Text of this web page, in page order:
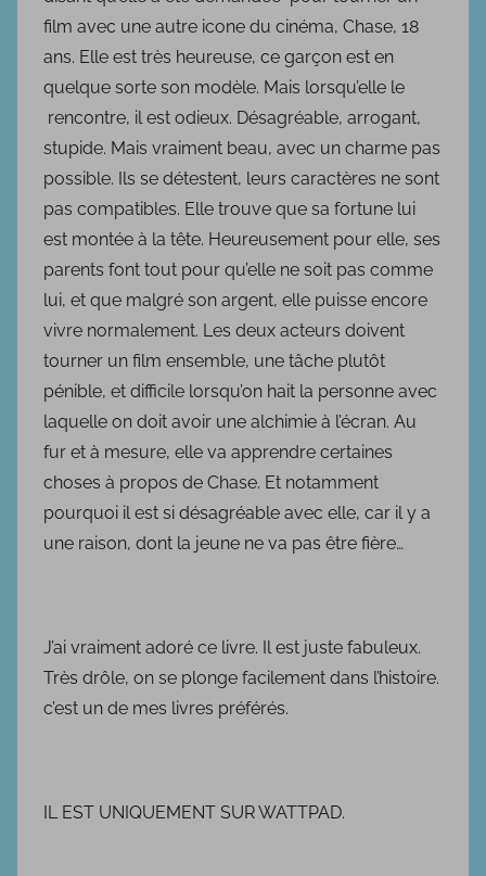
1
8
film avec une autre icone du cinéma, Chase, 18
ans. Elle est très heureuse, ce garçon est en
quelque sorte son modèle. Mais lorsqu’elle le
rencontre, il est odieux. Désagréable, arrogant,
stupide. Mais vraiment beau, avec un charme pas
possible. Ils se détestent, leurs caractères ne sont
pas compatibles. Elle trouve que sa fortune lui
est montée à la tête. Heureusement pour elle, ses
parents font tout pour qu’elle ne soit pas comme
lui, et que malgré son argent, elle puisse encore
vivre normalement. Les deux acteurs doivent
tourner un film ensemble, une tâche plutôt
pénible, et difficile lorsqu’on hait la personne avec
laquelle on doit avoir une alchimie à l’écran. Au
fur et à mesure, elle va apprendre certaines
choses à propos de Chase. Et notamment
pourquoi il est si désagréable avec elle, car il y a
une raison, dont la jeune ne va pas être fière…
J’ai vraiment adoré ce livre. Il est juste fabuleux.
Très drôle, on se plonge facilement dans l’histoire.
c’est un de mes livres préférés.
IL EST UNIQUEMENT SUR WATTPAD.